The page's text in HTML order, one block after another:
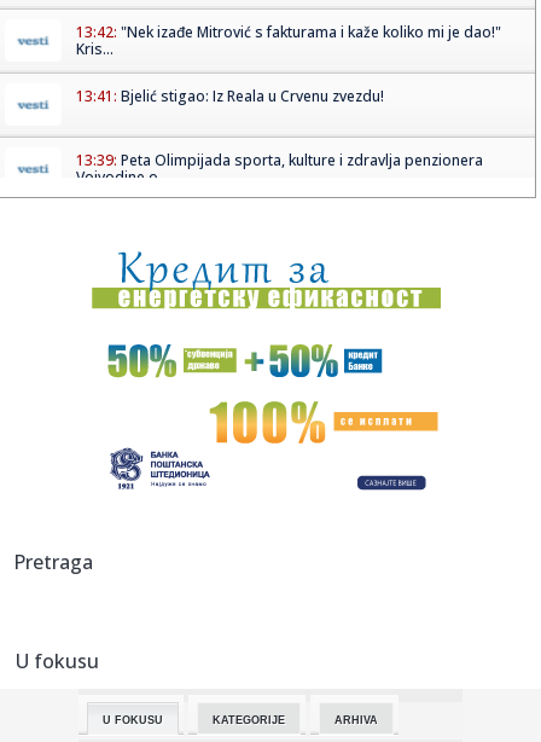
13:42: "Nek izađe Mitrović s fakturama i kaže koliko mi je dao!"
Kris...
13:41: Bjelić stigao: Iz Reala u Crvenu zvezdu!
13:39: Peta Olimpijada sporta, kulture i zdravlja penzionera
Vojvodine o...
13:38:Vučić kaže da je Srbija jedan od evropskih giganata kad su
hel...
13:34:Slovenija oslabljena – bez Dončića i Hejsa
RZS objavio vrednost građevinskih radova: U Vojvodini
13:33:Velika eksplozija u vojnom objektu u Bugarskoj; Evakuisano
13:31:
13:31:
Horor u Zemunu! Pronađeno telo muškarca, sumnja se da
Pretraga
U fokusu
U FOKUSU KATEGORIJE ARHIVA